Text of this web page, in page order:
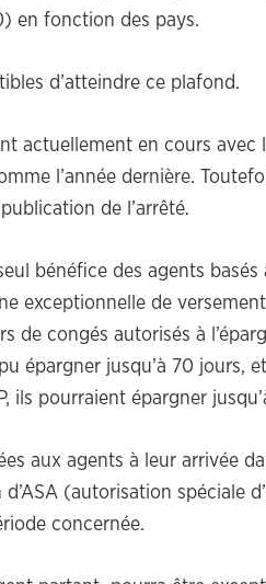
en fonction des pays.
d’atteindre ce plafond.
actuellement en cours avec
l’année dernière.
de l’arrêté.
bénéfice des agents basés
exceptionnelle de
de congés autorisés à
épargner jusqu’à 70 jours,
ils pourraient épargner
aux agents à leur arrivée
(autorisation spéciale
concernée.